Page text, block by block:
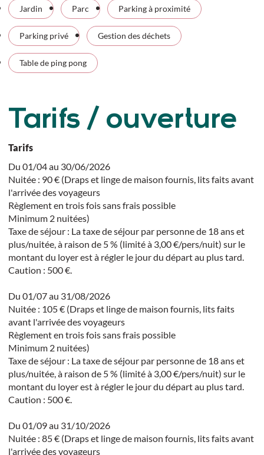
Jardin Parc Parking à proximité
Parking privé Gestion des déchets
Table de ping pong
Tarifs / ouverture
Tarifs
Du 01/04 au 30/06/2026
Nuitée : 90 € (Draps et linge de maison fournis, lits faits avant
l'arrivée des voyageurs
Règlement en trois fois sans frais possible
Minimum 2 nuitées)
Taxe de séjour : La taxe de séjour par personne de 18 ans et
plus/nuitée, à raison de 5 % (limité à 3,00 €/pers/nuit) sur le
montant du loyer est à régler le jour du départ au plus tard.
Caution : 500 €.
Du 01/07 au 31/08/2026
Nuitée : 105 € (Draps et linge de maison fournis, lits faits
avant l'arrivée des voyageurs
Règlement en trois fois sans frais possible
Minimum 2 nuitées)
Taxe de séjour : La taxe de séjour par personne de 18 ans et
plus/nuitée, à raison de 5 % (limité à 3,00 €/pers/nuit) sur le
montant du loyer est à régler le jour du départ au plus tard.
Caution : 500 €.
Du 01/09 au 31/10/2026
Nuitée : 85 € (Draps et linge de maison fournis, lits faits avant
l'arrivée des voyageurs